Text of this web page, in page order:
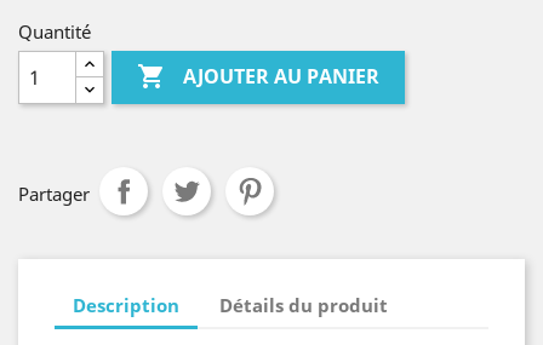
Quantité
 AJOUTER AU PANIER
Partager
Description Détails du produit